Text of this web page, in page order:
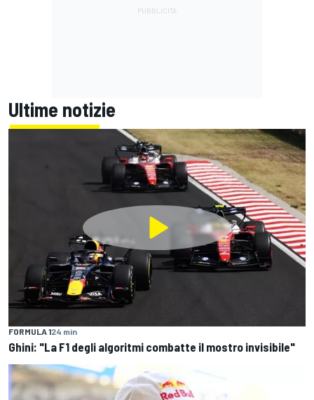
Ultime notizie
FORMULA 124 min
Ghini: "La F1 degli algoritmi combatte il mostro invisibile"